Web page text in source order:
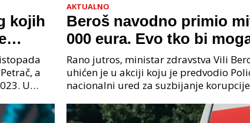
kojih
a
U
AKTUALNO
Beroš navodno primio
000 eura. Evo tko bi
na čelu zločinačkog
Rano jutros, ministar zdravstva Vili
uhićen je u akciji koju je predvodio
nacionalni ured za suzbijanje
priopćenju USKOK